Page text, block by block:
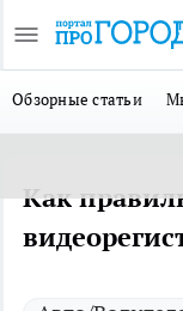
Обзорные статьи
Как